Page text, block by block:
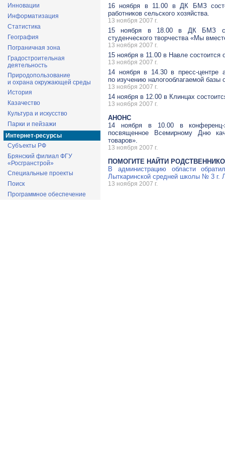
Инновации
Информатизация
Статистика
География
Пограничная зона
Градостроительная
деятельность
Природопользование
и охрана окружающей среды
История
Казачество
Культура и искусство
Парки и пейзажи
Интернет-ресурсы
Субъекты РФ
Брянский филиал ФГУ
«Росгранстрой»
Специальные проекты
Поиск
Программное обеспечение
16 ноября в 11.00 в ДК БМЗ
работников сельского хозяйства.
13 ноября 2007 г.
15 ноября в 18.00 в ДК БМЗ
студенческого творчества «Мы
13 ноября 2007 г.
15 ноября в 11.00 в Навле
13 ноября 2007 г.
14 ноября в 14.30 в пресс-центре
по изучению налогооблагаемой базы
13 ноября 2007 г.
14 ноября в 12.00 в Клинцах
13 ноября 2007 г.
АНОНС
14 ноября в 10.00 в конференц-
посвященное Всемирному Дню
товаров».
13 ноября 2007 г.
ПОМОГИТЕ НАЙТИ
В администрацию области
Лыткаринской средней школы № 3 г.
13 ноября 2007 г.